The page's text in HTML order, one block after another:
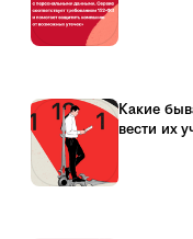
Какие
вести их